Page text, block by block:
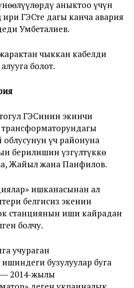
аныктоо үчүн
ГЭСте дагы канча авария
Умбеталиев.
чыккан кабелди
болот.
ГЭСинин экинчи
облусунун үч районуна
берилишин үзгүлтүккө
Жайыл жана Панфилов.
ишканасынан ал
белгисиз экенин
станциянын иши кайрадан
болчу.
учураган
бузулуулар буга
― 2014-жылы